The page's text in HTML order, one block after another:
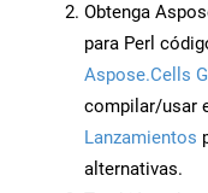
Obtenga
para Perl
Aspose.Cells
compilar/usar
Lanzamientos
alternativas.